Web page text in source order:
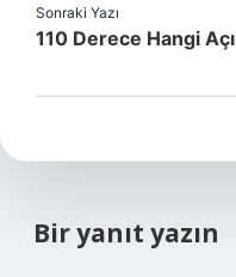
Sonraki Yazı
110 Derece Hangi Açı
Bir yanıt yazın